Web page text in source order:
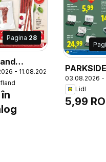
Pagina 28
- 11.08.2026
1/2/4
Sarcină
03.08.2026 -
Lidl
5,99